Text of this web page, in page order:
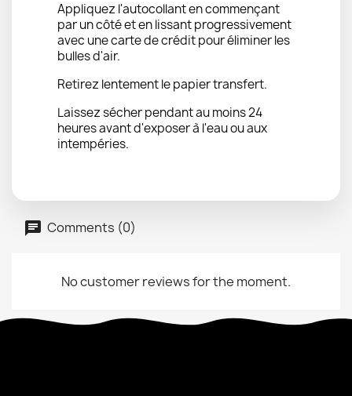
Appliquez l'autocollant en commençant
par un côté et en lissant progressivement
avec une carte de crédit pour éliminer les
bulles d'air.
Retirez lentement le papier transfert.
Laissez sécher pendant au moins 24
heures avant d'exposer à l'eau ou aux
intempéries.
Comments (0)
No customer reviews for the moment.